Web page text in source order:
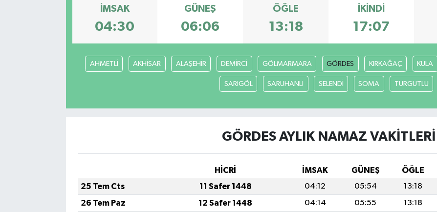
İMSAK
04:30
GÜNEŞ
06:06
ÖĞLE
13:18
İKINDI
17:07
AHMETLİ AKHİSAR ALAŞEHİR DEMİRCİ GÖLMARMARA GÖRDES KIRKAĞAÇ KULA
SARIGÖL SARUHANLI SELENDİ SOMA TURGUTLU
GÖRDES AYLIK NAMAZ VAKITLERI
HİCRİ İMSAK GÜNEŞ ÖĞLE
25 Tem Cts
11 Safer 1448 04:12 05:54 13:18
26 Tem Paz
12 Safer 1448 04:14 05:55 13:18